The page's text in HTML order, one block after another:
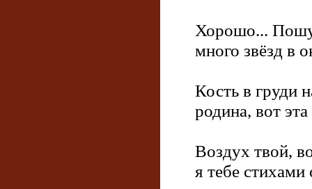
Хорошо...
много звёзд в
Кость в груди
родина, вот
Воздух твой,
я тебе